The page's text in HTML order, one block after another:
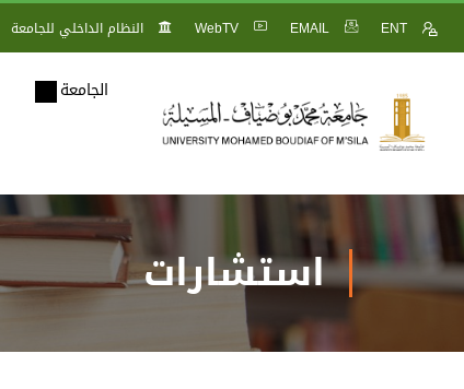
ENT
EMAIL
WebTV النظام الداخلي للجامعة
الجامعة
استشارات